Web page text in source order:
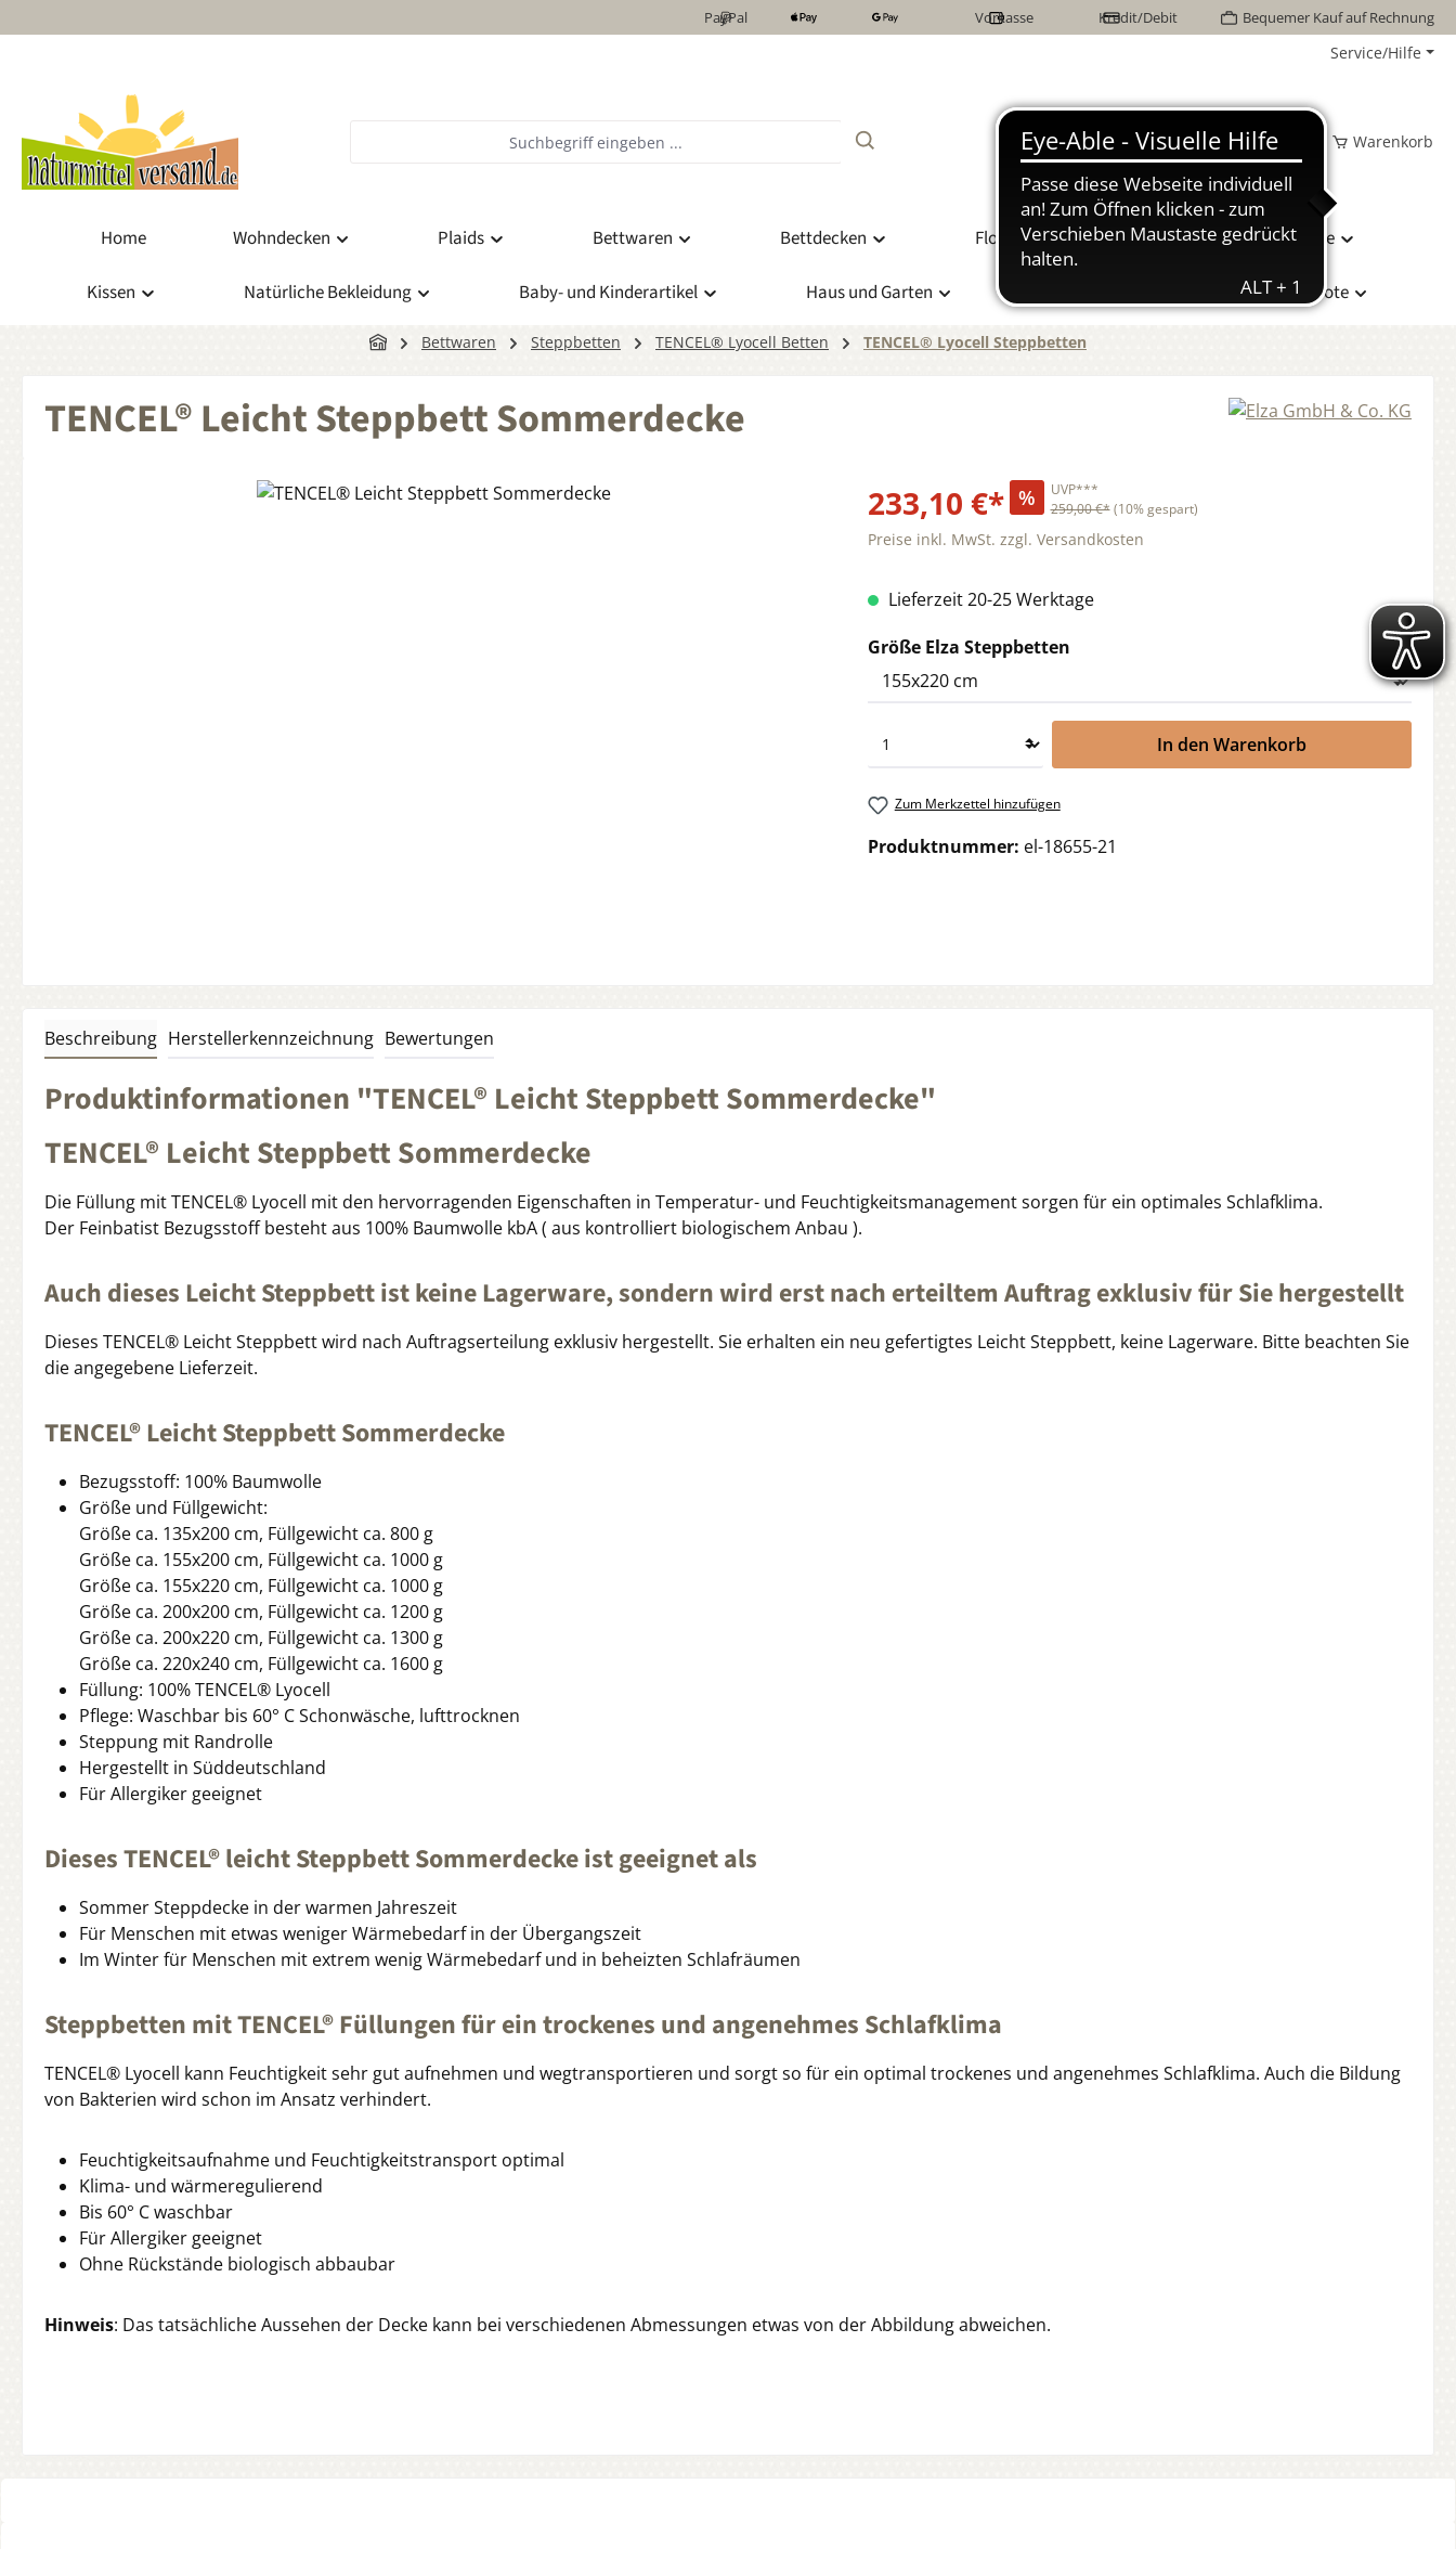
PayPal Vorkasse Kredit/Debit Bequemer Kauf auf Rechnung
Service/Hilfe
Wunschzettel Mein Konto Warenkorb
Home Wohndecken Plaids Bettwaren Bettdecken Flor Naturhaarbetten Bettwäsche
Kissen Natürliche Bekleidung Baby- und Kinderartikel Haus und Garten Sonderangebote
Bettwaren Steppbetten TENCEL® Lyocell Betten TENCEL® Lyocell Steppbetten
TENCEL® Leicht Steppbett Sommerdecke
Bildergalerie überspringen 233,10 €* %
UVP***
259,00 €* (10% gespart)
Preise inkl. MwSt. zzgl. Versandkosten
Lieferzeit 20-25 Werktage
Größe Elza Steppbettenauswählen
In den Warenkorb
Zum Merkzettel hinzufügen
Produktnummer: el-18655-21
Beschreibung Herstellerkennzeichnung Bewertungen
Produktinformationen "TENCEL® Leicht Steppbett Sommerdecke"
TENCEL® Leicht Steppbett Sommerdecke
Die Füllung mit TENCEL® Lyocell mit den hervorragenden Eigenschaften in Temperatur- und Feuchtigkeitsmanagement sorgen für ein optimales Schlafklima.
Der Feinbatist Bezugsstoff besteht aus 100% Baumwolle kbA ( aus kontrolliert biologischem Anbau ).
Auch dieses Leicht Steppbett ist keine Lagerware, sondern wird erst nach erteiltem Auftrag exklusiv für Sie hergestellt
Dieses TENCEL® Leicht Steppbett wird nach Auftragserteilung exklusiv hergestellt. Sie erhalten ein neu gefertigtes Leicht Steppbett, keine Lagerware. Bitte beachten Sie
die angegebene Lieferzeit.
TENCEL® Leicht Steppbett Sommerdecke
Bezugsstoff: 100% Baumwolle
Größe und Füllgewicht:
Größe ca. 135x200 cm, Füllgewicht ca. 800 g
Größe ca. 155x200 cm, Füllgewicht ca. 1000 g
Größe ca. 155x220 cm, Füllgewicht ca. 1000 g
Größe ca. 200x200 cm, Füllgewicht ca. 1200 g
Größe ca. 200x220 cm, Füllgewicht ca. 1300 g
Größe ca. 220x240 cm, Füllgewicht ca. 1600 g
Füllung: 100% TENCEL® Lyocell
Pflege: Waschbar bis 60° C Schonwäsche, lufttrocknen
Steppung mit Randrolle
Hergestellt in Süddeutschland
Für Allergiker geeignet
Dieses TENCEL® leicht Steppbett Sommerdecke ist geeignet als
Sommer Steppdecke in der warmen Jahreszeit
Für Menschen mit etwas weniger Wärmebedarf in der Übergangszeit
Im Winter für Menschen mit extrem wenig Wärmebedarf und in beheizten Schlafräumen
Steppbetten mit TENCEL® Füllungen für ein trockenes und angenehmes Schlafklima
TENCEL® Lyocell kann Feuchtigkeit sehr gut aufnehmen und wegtransportieren und sorgt so für ein optimal trockenes und angenehmes Schlafklima. Auch die Bildung
von Bakterien wird schon im Ansatz verhindert.
Feuchtigkeitsaufnahme und Feuchtigkeitstransport optimal
Klima- und wärmeregulierend
Bis 60° C waschbar
Für Allergiker geeignet
Ohne Rückstände biologisch abbaubar
Hinweis: Das tatsächliche Aussehen der Decke kann bei verschiedenen Abmessungen etwas von der Abbildung abweichen.